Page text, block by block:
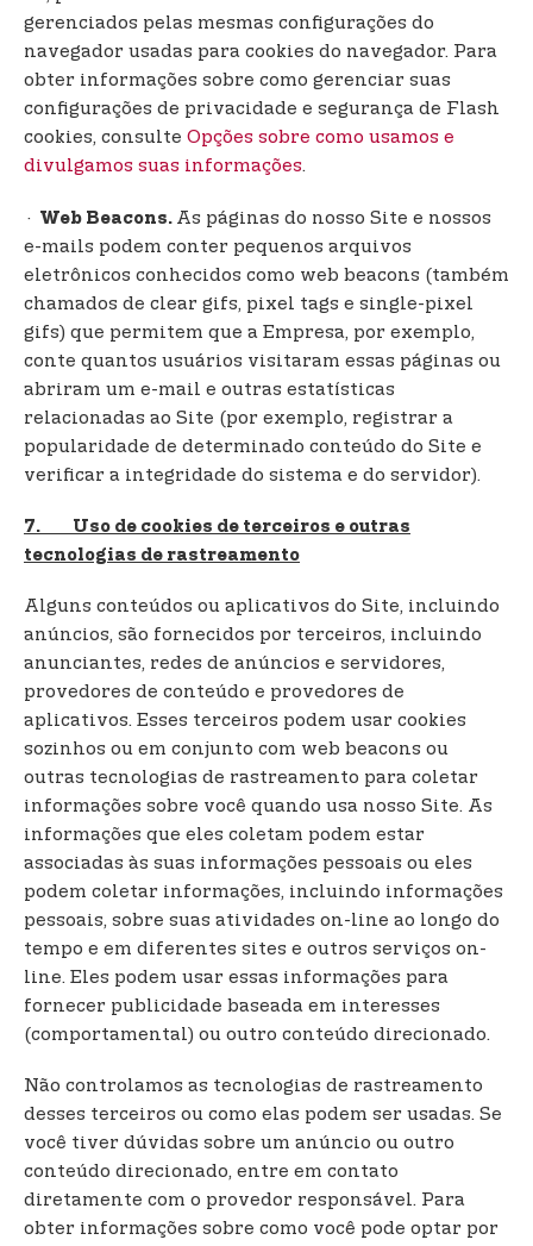
gerenciados pelas mesmas configurações do
navegador usadas para cookies do navegador. Para
obter informações sobre como gerenciar suas
configurações de privacidade e segurança de Flash
cookies, consulte Opções sobre como usamos e
divulgamos suas informações.
· Web Beacons. As páginas do nosso Site e nossos
e-mails podem conter pequenos arquivos
eletrônicos conhecidos como web beacons (também
chamados de clear gifs, pixel tags e single-pixel
gifs) que permitem que a Empresa, por exemplo,
conte quantos usuários visitaram essas páginas ou
abriram um e-mail e outras estatísticas
relacionadas ao Site (por exemplo, registrar a
popularidade de determinado conteúdo do Site e
verificar a integridade do sistema e do servidor).
7. Uso de cookies de terceiros e outras
tecnologias de rastreamento
Alguns conteúdos ou aplicativos do Site, incluindo
anúncios, são fornecidos por terceiros, incluindo
anunciantes, redes de anúncios e servidores,
provedores de conteúdo e provedores de
aplicativos. Esses terceiros podem usar cookies
sozinhos ou em conjunto com web beacons ou
outras tecnologias de rastreamento para coletar
informações sobre você quando usa nosso Site. As
informações que eles coletam podem estar
associadas às suas informações pessoais ou eles
podem coletar informações, incluindo informações
pessoais, sobre suas atividades on-line ao longo do
tempo e em diferentes sites e outros serviços on-
line. Eles podem usar essas informações para
fornecer publicidade baseada em interesses
(comportamental) ou outro conteúdo direcionado.
Não controlamos as tecnologias de rastreamento
desses terceiros ou como elas podem ser usadas. Se
você tiver dúvidas sobre um anúncio ou outro
conteúdo direcionado, entre em contato
diretamente com o provedor responsável. Para
obter informações sobre como você pode optar por